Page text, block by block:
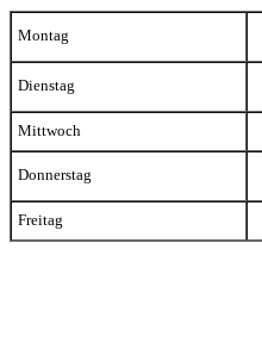
Montag
Dienstag
Mittwoch
Donnerstag
Freitag